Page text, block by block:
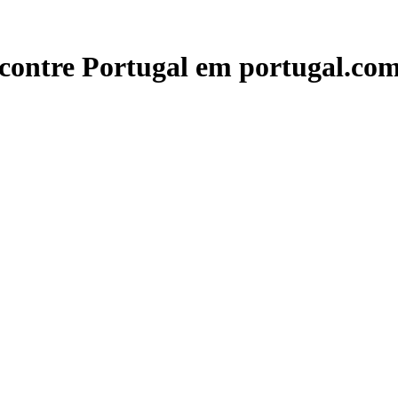
Portugal em